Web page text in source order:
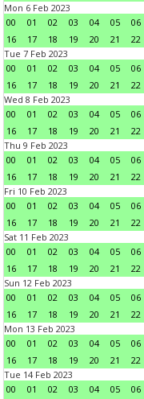
Mon 6 Feb 2023
00
01 02 03 04 05 06
16
17 18 19 20 21 22
Tue 7 Feb 2023
00
01 02 03 04 05 06
16
17 18 19 20 21 22
Wed 8 Feb 2023
00
01 02 03 04 05 06
16
17 18 19 20 21 22
Thu 9 Feb 2023
00
01 02 03 04 05 06
16
17 18 19 20 21 22
Fri 10 Feb 2023
00
01 02 03 04 05 06
16
17 18 19 20 21 22
Sat 11 Feb 2023
00
01 02 03 04 05 06
16
17 18 19 20 21 22
Sun 12 Feb 2023
00
01 02 03 04 05 06
16
17 18 19 20 21 22
Mon 13 Feb 2023
00
01 02 03 04 05 06
16
17 18 19 20 21 22
Tue 14 Feb 2023
00
01 02 03 04 05 06